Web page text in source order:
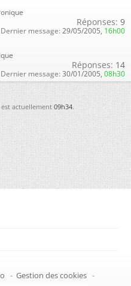
Réponses: 9
Dernier message: 29/05/2005, 16h00
Réponses: 14
Dernier message: 30/01/2005, 08h30
est actuellement09h34.
- Gestion des cookies -